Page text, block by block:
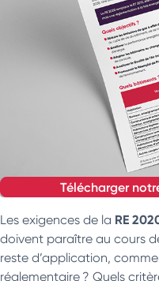
Télécharger
Les exigences de la RE
doivent paraître au cours
reste d’application,
réglementaire ? Quels